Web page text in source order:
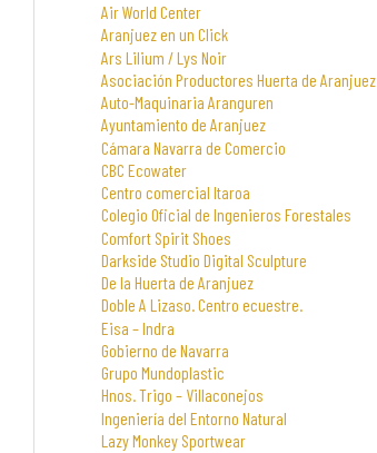
Air World Center
Aranjuez en un Click
Ars Lilium / Lys Noir
Asociación Productores Huerta de Aranjuez
Auto-Maquinaria Aranguren
Ayuntamiento de Aranjuez
Cámara Navarra de Comercio
CBC Ecowater
Centro comercial Itaroa
Colegio Oficial de Ingenieros Forestales
Comfort Spirit Shoes
Darkside Studio Digital Sculpture
De la Huerta de Aranjuez
Doble A Lizaso. Centro ecuestre.
Eisa – Indra
Gobierno de Navarra
Grupo Mundoplastic
Hnos. Trigo – Villaconejos
Ingeniería del Entorno Natural
Lazy Monkey Sportwear